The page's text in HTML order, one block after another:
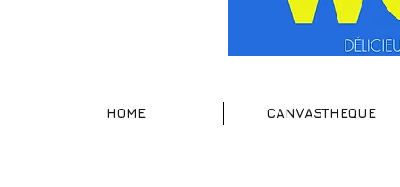
HOME CANVASTHEQUE